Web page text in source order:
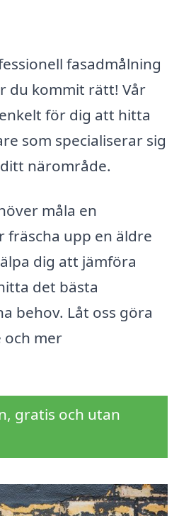
fasadmålning
du kommit rätt! Vår
för dig att hitta
som specialiserar sig
närområde.
måla en
fräscha upp en äldre
dig att jämföra
det bästa
behov. Låt oss göra
mer
gratis och utan